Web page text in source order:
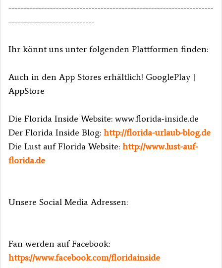
---------------------------------------------------------------------
-----------------------------
Ihr könnt uns unter folgenden Plattformen finden:
Auch in den App Stores erhältlich! GooglePlay |
AppStore
Die Florida Inside Website: www.florida-inside.de
Der Florida Inside Blog: http://florida-urlaub-blog.de
Die Lust auf Florida Website: http://www.lust-auf-
florida.de
Unsere Social Media Adressen:
Fan werden auf Facebook:
https://www.facebook.com/floridainside